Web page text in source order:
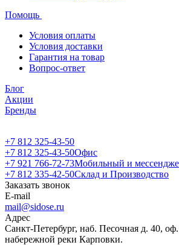
Помощь
Условия оплаты
Условия доставки
Гарантия на товар
Вопрос-ответ
Блог
Акции
Бренды
+7 812 325-43-50
+7 812 325-43-50Офис
+7 921 766-72-73Мобильный и
+7 812 335-42-50Склад и Производство
Заказать звонок
E-mail
mail@sidose.ru
Адрес
Санкт-Петербург, наб. Песочная д. 40,
набережной реки Карповки.